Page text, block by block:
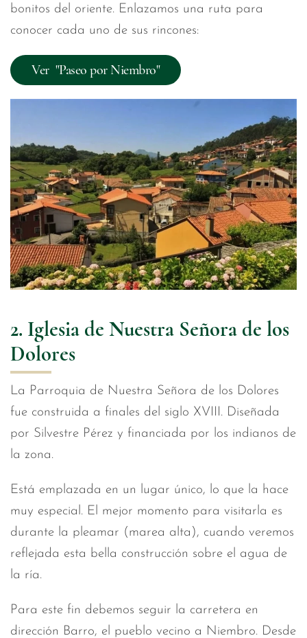
bonitos del oriente. Enlazamos una ruta para
conocer cada uno de sus rincones:
Ver "Paseo por Niembro"
2. Iglesia de Nuestra Señora de los
Dolores
La Parroquia de Nuestra Señora de los Dolores
fue construida a finales del siglo XVIII. Diseñada
por Silvestre Pérez y financiada por los indianos de
la zona.
Está emplazada en un lugar único, lo que la hace
muy especial. El mejor momento para visitarla es
durante la pleamar (marea alta), cuando veremos
reflejada esta bella construcción sobre el agua de
la ría.
Para este fin debemos seguir la carretera en
dirección Barro, el pueblo vecino a Niembro. Desde